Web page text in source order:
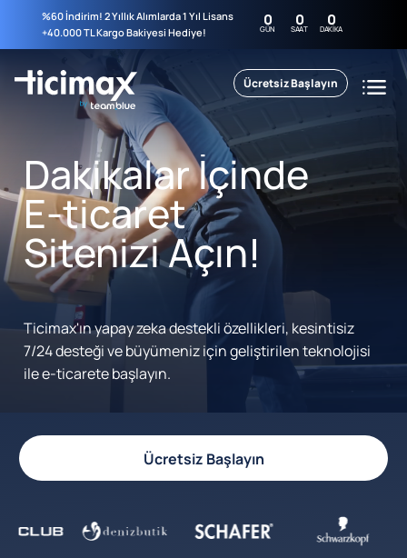
%60 İndirim! 2 Yıllık Alımlarda 1 Yıl Lisans
+40.000 TL Kargo Bakiyesi Hediye!
0
GÜN 0
SAAT 0
DAKIKA
Ücretsiz Başlayın
Dakikalar İçinde
E-ticaret
Sitenizi Açın!
Ticimax'ın yapay zeka destekli özellikleri, kesintisiz
7/24 desteği ve büyümeniz için geliştirilen teknolojisi
ile e-ticarete başlayın.
Ücretsiz Başlayın